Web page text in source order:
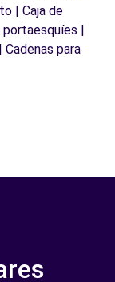
| Caja de
portaesquíes |
para